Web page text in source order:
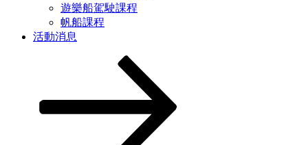
遊樂船駕駛課程
帆船課程
活動消息